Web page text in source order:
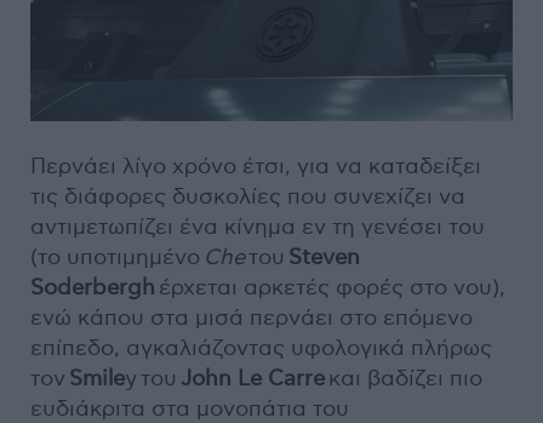
Περνάει λίγο χρόνο έτσι, για να καταδείξει
τις διάφορες δυσκολίες που συνεχίζει να
αντιμετωπίζει ένα κίνημα εν τη γενέσει του
(το υποτιμημένο Cheτου Steven
Soderbergh έρχεται αρκετές φορές στο νου),
ενώ κάπου στα μισά περνάει στο επόμενο
επίπεδο, αγκαλιάζοντας υφολογικά πλήρως
τον Smiley του John Le Carreκαι βαδίζει πιο
ευδιάκριτα στα μονοπάτια του